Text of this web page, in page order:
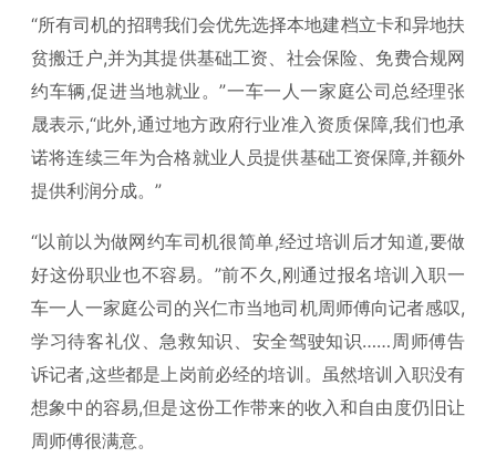
“所有司机的招聘我们会优先选择本地建档立卡和异地扶
贫搬迁户,并为其提供基础工资、社会保险、免费合规网
约车辆,促进当地就业。”一车一人一家庭公司总经理张
晟表示,“此外,通过地方政府行业准入资质保障,我们也承
诺将连续三年为合格就业人员提供基础工资保障,并额外
提供利润分成。”
“以前以为做网约车司机很简单,经过培训后才知道,要做
好这份职业也不容易。”前不久,刚通过报名培训入职一
车一人一家庭公司的兴仁市当地司机周师傅向记者感叹,
学习待客礼仪、急救知识、安全驾驶知识……周师傅告
诉记者,这些都是上岗前必经的培训。虽然培训入职没有
想象中的容易,但是这份工作带来的收入和自由度仍旧让
周师傅很满意。